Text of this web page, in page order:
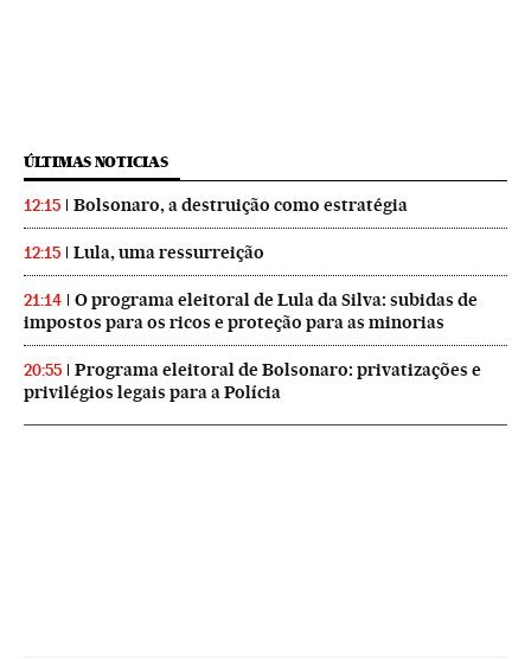
ÚLTIMAS NOTICIAS
12:15 Bolsonaro, a destruição como estratégia
12:15 Lula, uma ressurreição
21:14
O programa eleitoral de Lula da Silva: subidas de
impostos para os ricos e proteção para as minorias
20:55
Programa eleitoral de Bolsonaro: privatizações e
privilégios legais para a Polícia